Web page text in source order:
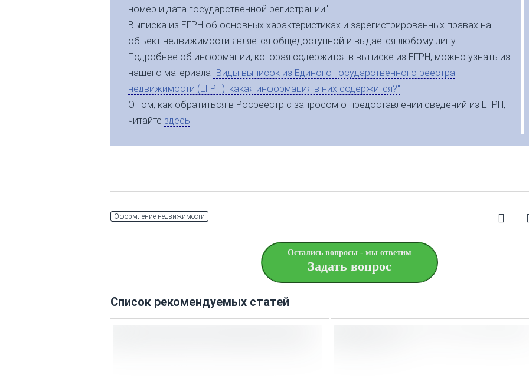
номер и дата государственной регистрации".
Выписка из ЕГРН об основных характеристиках и зарегистрированных правах на
объект недвижимости является общедоступной и выдается любому лицу.
Подробнее об информации, которая содержится в выписке из ЕГРН, можно узнать из
нашего материала "Виды выписок из Единого государственного реестра
недвижимости (ЕГРН): какая информация в них содержится?"
О том, как обратиться в Росреестр с запросом о предоставлении сведений из ЕГРН,
читайте здесь.
Оформление недвижимости
Остались вопросы - мы ответим
Задать вопрос
Список рекомендуемых статей